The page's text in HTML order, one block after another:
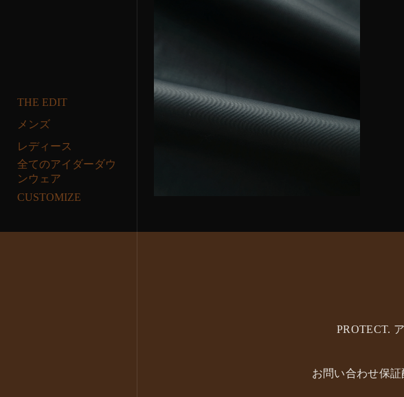
THE EDIT
メンズ
レディース
全てのアイダーダウ
ンウェア
CUSTOMIZE
PROTECT.
お問い合わせ保証